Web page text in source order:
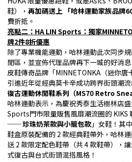
鞋）， 再加碼送上 「哈林運動家族品牌
費折抵。
亮點二：HA LIN Sports：獨家
牌2件8折優惠
除了專業機能運動，哈林運動此次同步
閒區，並宣佈代理品牌再下一城的好消
皮鞋傳奇品牌「MINNETONKA（迷你唐
引進近年從經典莫卡辛成功跨界街頭潮
復古運動休閒鞋系列（MS70 Retro
哈林運動表示，為慶祝秀泰生活樹林店
Sports門市限量販售風靡潮流圈的 KIKS
── 珍珠奶茶款與小籠包款 」女鞋！其
鞋盒原裝配備的 2 款經典鞋帶外，哈林
送 2 款限定配色鞋帶（共 4 款鞋帶），
式復古與台式街頭混搭風格！